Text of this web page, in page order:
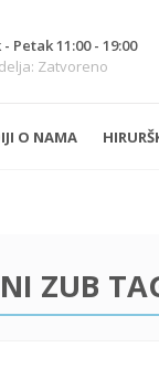
Petak 11:00 - 19:00
Zatvoreno
O NAMA
ZUB